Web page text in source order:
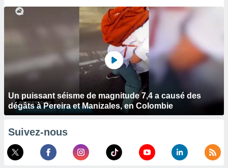
Un puissant séisme de magnitude 7,4 a causé des
dégâts à Pereira et Manizales, en Colombie
Suivez-nous